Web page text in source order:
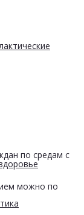
по средам с
можно по